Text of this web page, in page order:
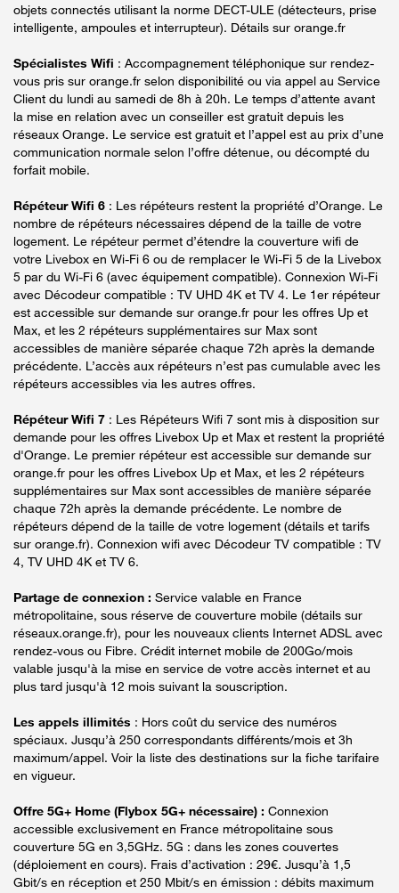
objets connectés utilisant la norme DECT-ULE (détecteurs, prise
intelligente, ampoules et interrupteur). Détails sur orange.fr
Spécialistes Wifi : Accompagnement téléphonique sur rendez-
vous pris sur orange.fr selon disponibilité ou via appel au Service
Client du lundi au samedi de 8h à 20h. Le temps d’attente avant
la mise en relation avec un conseiller est gratuit depuis les
réseaux Orange. Le service est gratuit et l’appel est au prix d’une
communication normale selon l’offre détenue, ou décompté du
forfait mobile.
Répéteur Wifi 6 : Les répéteurs restent la propriété d’Orange. Le
nombre de répéteurs nécessaires dépend de la taille de votre
logement. Le répéteur permet d’étendre la couverture wifi de
votre Livebox en Wi-Fi 6 ou de remplacer le Wi-Fi 5 de la Livebox
5 par du Wi-Fi 6 (avec équipement compatible). Connexion Wi-Fi
avec Décodeur compatible : TV UHD 4K et TV 4. Le 1er répéteur
est accessible sur demande sur orange.fr pour les offres Up et
Max, et les 2 répéteurs supplémentaires sur Max sont
accessibles de manière séparée chaque 72h après la demande
précédente. L’accès aux répéteurs n’est pas cumulable avec les
répéteurs accessibles via les autres offres.
Répéteur Wifi 7 : Les Répéteurs Wifi 7 sont mis à disposition sur
demande pour les offres Livebox Up et Max et restent la propriété
d'Orange. Le premier répéteur est accessible sur demande sur
orange.fr pour les offres Livebox Up et Max, et les 2 répéteurs
supplémentaires sur Max sont accessibles de manière séparée
chaque 72h après la demande précédente. Le nombre de
répéteurs dépend de la taille de votre logement (détails et tarifs
sur orange.fr). Connexion wifi avec Décodeur TV compatible : TV
4, TV UHD 4K et TV 6.
Partage de connexion : Service valable en France
métropolitaine, sous réserve de couverture mobile (détails sur
réseaux.orange.fr), pour les nouveaux clients Internet ADSL avec
rendez-vous ou Fibre. Crédit internet mobile de 200Go/mois
valable jusqu'à la mise en service de votre accès internet et au
plus tard jusqu'à 12 mois suivant la souscription.
Les appels illimités : Hors coût du service des numéros
spéciaux. Jusqu’à 250 correspondants différents/mois et 3h
maximum/appel. Voir la liste des destinations sur la fiche tarifaire
en vigueur.
Offre 5G+ Home (Flybox 5G+ nécessaire) : Connexion
accessible exclusivement en France métropolitaine sous
couverture 5G en 3,5GHz. 5G : dans les zones couvertes
(déploiement en cours). Frais d’activation : 29€. Jusqu’à 1,5
Gbit/s en réception et 250 Mbit/s en émission : débits maximum